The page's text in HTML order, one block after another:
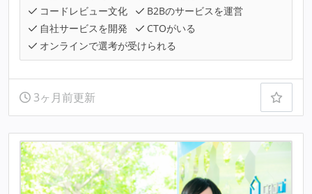
コードレビュー文化
B2Bのサービスを運営
自社サービスを開発
CTOがいる
オンラインで選考が受けられる
3ヶ月前更新